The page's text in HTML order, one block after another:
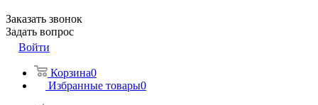
Заказать звонок
Задать вопрос
Войти
Корзина0
Избранные товары0